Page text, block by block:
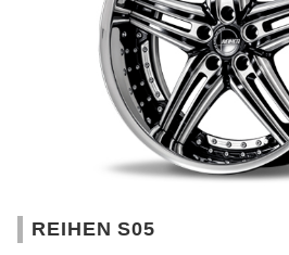
REIHEN S05